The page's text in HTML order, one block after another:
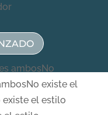
ambosNo
existe el
el estilo